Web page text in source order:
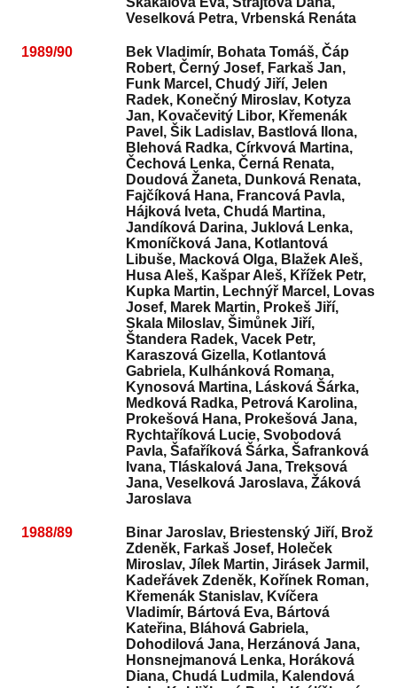
Veselková Petra, Vrbenská Renáta
1989/90
Bek Vladimír, Bohata Tomáš, Čáp
Robert, Černý Josef, Farkaš Jan,
Funk Marcel, Chudý Jiří, Jelen
Radek, Konečný Miroslav, Kotyza
Jan, Kovačevitý Libor, Křemenák
Pavel, Šik Ladislav, Bastlová Ilona,
Blehová Radka, Církvová Martina,
Čechová Lenka, Černá Renata,
Doudová Žaneta, Dunková Renata,
Fajčíková Hana, Francová Pavla,
Hájková Iveta, Chudá Martina,
Jandíková Darina, Juklová Lenka,
Kmoníčková Jana, Kotlantová
Libuše, Macková Olga, Blažek Aleš,
Husa Aleš, Kašpar Aleš, Křížek Petr,
Kupka Martin, Lechnýř Marcel, Lovas
Josef, Marek Martin, Prokeš Jiří,
Skala Miloslav, Šimůnek Jiří,
Štandera Radek, Vacek Petr,
Karaszová Gizella, Kotlantová
Gabriela, Kulhánková Romana,
Kynosová Martina, Lásková Šárka,
Medková Radka, Petrová Karolina,
Prokešová Hana, Prokešová Jana,
Rychtaříková Lucie, Svobodová
Pavla, Šafaříková Šárka, Šafranková
Ivana, Tláskalová Jana, Treksová
Jana, Veselková Jaroslava, Žáková
Jaroslava
1988/89
Binar Jaroslav, Briestenský Jiří, Brož
Zdeněk, Farkaš Josef, Holeček
Miroslav, Jílek Martin, Jirásek Jarmil,
Kadeřávek Zdeněk, Kořínek Roman,
Křemenák Stanislav, Kvíčera
Vladimír, Bártová Eva, Bártová
Kateřina, Bláhová Gabriela,
Dohodilová Jana, Herzánová Jana,
Honsnejmanová Lenka, Horáková
Diana, Chudá Ludmila, Kalendová